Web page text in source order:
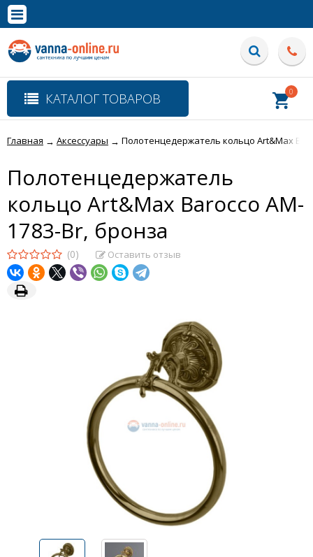
Полная версия сайта
КАТАЛОГ ТОВАРОВ 0
Главная → Аксессуары → Полотенцедержатель кольцо Art&Max
Полотенцедержатель
кольцо Art&Max Barocco AM-
1783-Br, бронза
(0) Оставить отзыв